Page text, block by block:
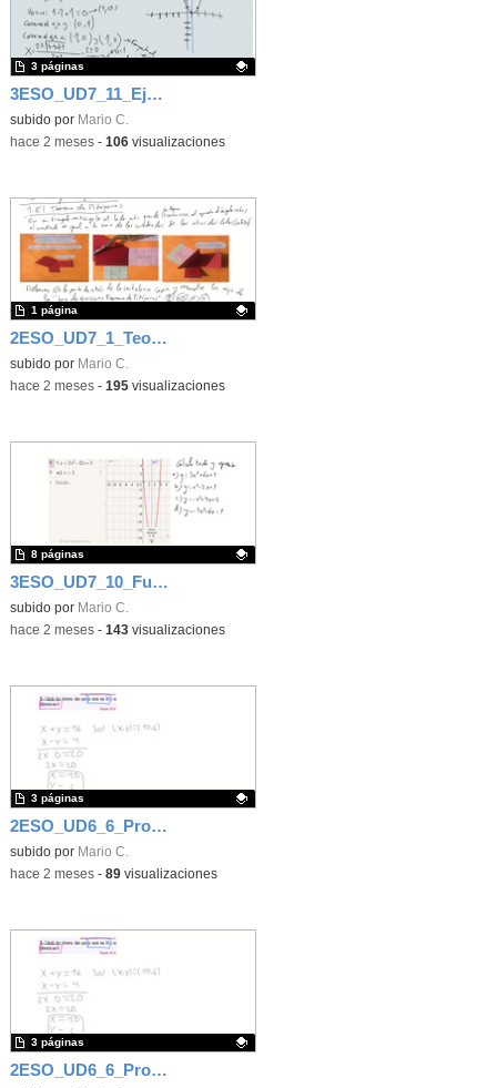
3ESO_UD7_11_Ejercicios de Función cuadrática
Contenido educativo.
subido por Mario C.
3 páginas
-hace 2 meses- 106visualizaciones
2ESO_UD7_1_Teorema de Pitágoras
Contenido educativo.
subido por Mario C.
1 página
-hace 2 meses- 195visualizaciones
3ESO_UD7_10_Función cuadrática
Contenido educativo.
subido por Mario C.
8 páginas
-hace 2 meses- 143visualizaciones
2ESO_UD6_6_Problemas de sistemas
Contenido educativo.
subido por Mario C.
3 páginas
-hace 2 meses- 89visualizaciones
2ESO_UD6_6_Problemas de sistemas
3 páginas